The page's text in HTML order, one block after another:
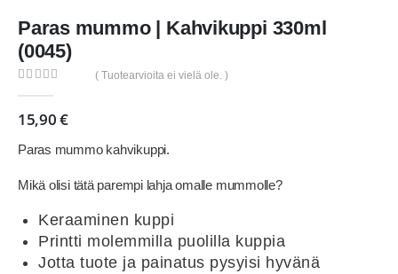
Paras mummo | Kahvikuppi 330ml
(0045)
( Tuotearvioita ei vielä ole. )
15,90€
Paras mummo kahvikuppi.
Mikä olisi tätä parempi lahja omalle mummolle?
Keraaminen kuppi
Printti molemmilla puolilla kuppia
Jotta tuote ja painatus pysyisi hyvänä